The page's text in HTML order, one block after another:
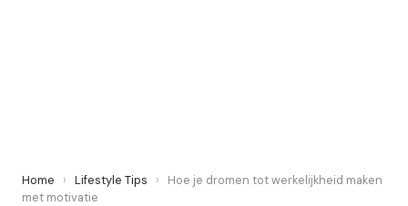
Home › Lifestyle Tips ›
Hoe je dromen tot werkelijkheid maken
met motivatie